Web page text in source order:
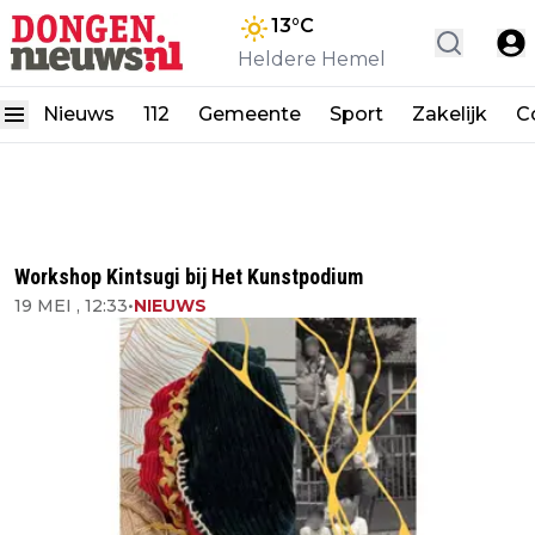
13°C
Heldere Hemel
Nieuws 112 Gemeente Sport Zakelijk
Workshop Kintsugi bij Het Kunstpodium
19 MEI , 12:33•NIEUWS